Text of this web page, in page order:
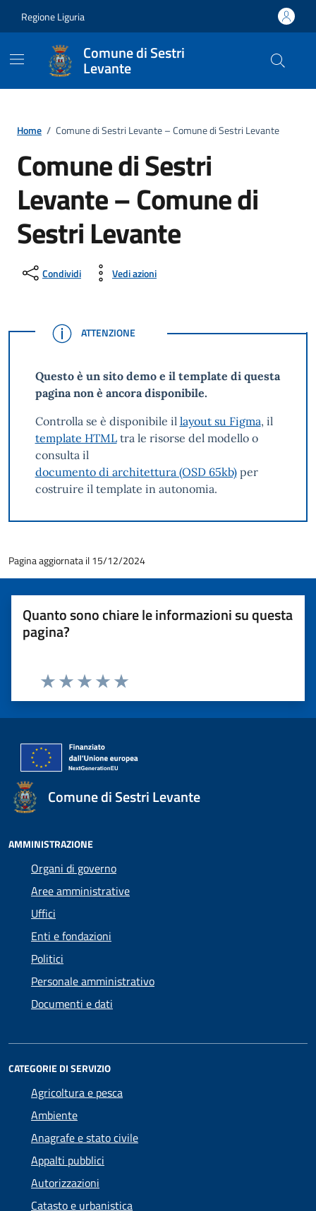
Regione Liguria
Comune di Sestri
Levante
Home / Comune di Sestri Levante – Comune di Sestri Levante
Comune di Sestri
Levante – Comune di
Sestri Levante
Condividi Vedi azioni
ATTENZIONE
ATTENZIONE
Questo è un sito demo e il template di questa
pagina non è ancora disponibile.
Controlla se è disponibile il layout su Figma, il
template HTMLtra le risorse del modello o
consulta il
documento di architettura (OSD 65kb)per
costruire il template in autonomia.
Pagina aggiornata il 15/12/2024
Quanto sono chiare le informazioni su questa
pagina?
Valuta 5 stelle su 5
Valuta 4 stelle su 5
Valuta 3 stelle su 5
Valuta 2 stelle su 5
Valuta 1 stelle su 5
Comune di Sestri Levante
AMMINISTRAZIONE
Organi di governo
Aree amministrative
Uffici
Enti e fondazioni
Politici
Personale amministrativo
Documenti e dati
CATEGORIE DI SERVIZIO
Agricoltura e pesca
Ambiente
Anagrafe e stato civile
Appalti pubblici
Autorizzazioni
Catasto e urbanistica